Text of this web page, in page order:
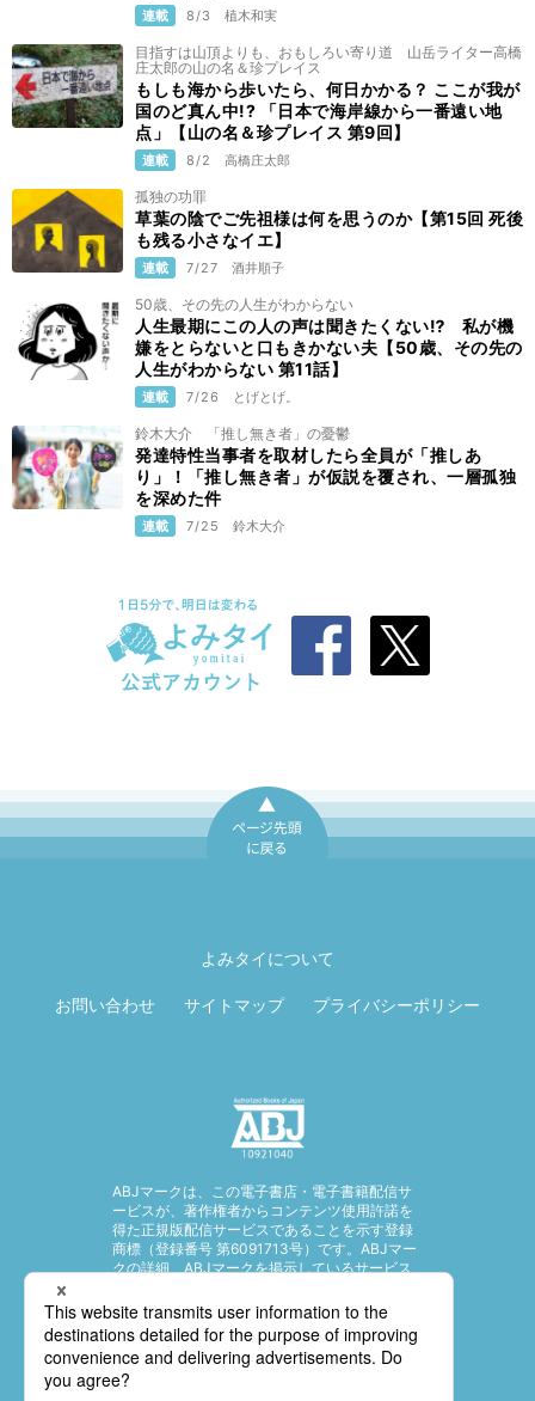
連載 8/3 植木和実
目指すは山頂よりも、おもしろい寄り道 山岳ライター高橋
庄太郎の山の名＆珍プレイス
もしも海から歩いたら、何日かかる？ ここが我が
国のど真ん中!? 「日本で海岸線から一番遠い地
点」【山の名＆珍プレイス 第9回】
連載 8/2 高橋庄太郎
孤独の功罪
草葉の陰でご先祖様は何を思うのか【第15回 死後
も残る小さなイエ】
連載 7/27 酒井順子
50歳、その先の人生がわからない
人生最期にこの人の声は聞きたくない⁉ 私が機
嫌をとらないと口もきかない夫【50歳、その先の
人生がわからない 第11話】
連載 7/26 とげとげ。
鈴木大介 「推し無き者」の憂鬱
発達特性当事者を取材したら全員が「推しあ
り」！「推し無き者」が仮説を覆され、一層孤独
を深めた件
連載 7/25 鈴木大介
よみタイについて
お問い合わせ サイトマップ プライバシーポリシー
ABJマークは、この電子書店・電子書籍配信サ
ービスが、著作権者からコンテンツ使用許諾を
得た正規版配信サービスであることを示す登録
商標（登録番号 第6091713号）です。ABJマー
クの詳細、ABJマークを掲示しているサービス